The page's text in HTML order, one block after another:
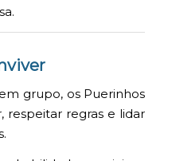
grupo, os Puerinhos
regras e lidar